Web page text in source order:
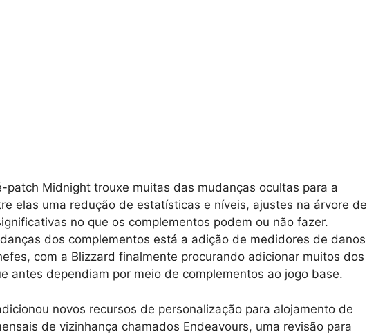
patch Midnight trouxe muitas das mudanças ocultas para a
elas uma redução de estatísticas e níveis, ajustes na árvore de
no que os complementos podem ou não fazer.
dos complementos está a adição de medidores de danos
com a Blizzard finalmente procurando adicionar muitos dos
antes dependiam por meio de complementos ao jogo base.
novos recursos de personalização para alojamento de
de vizinhança chamados Endeavours, uma revisão para